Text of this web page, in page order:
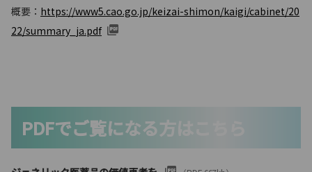
概要： https://www5.cao.go.jp/keizai-shimon/kaigi/cabinet/20
22/summary_ja.pdf
PDFでご覧になる方はこちら